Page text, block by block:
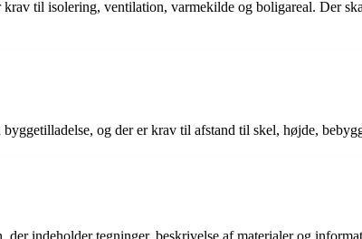
til isolering, ventilation, varmekilde og boligareal. Der
og der er krav til afstand til skel, højde,